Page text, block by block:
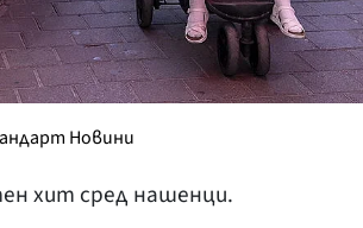
Новини
хит сред нашенци.